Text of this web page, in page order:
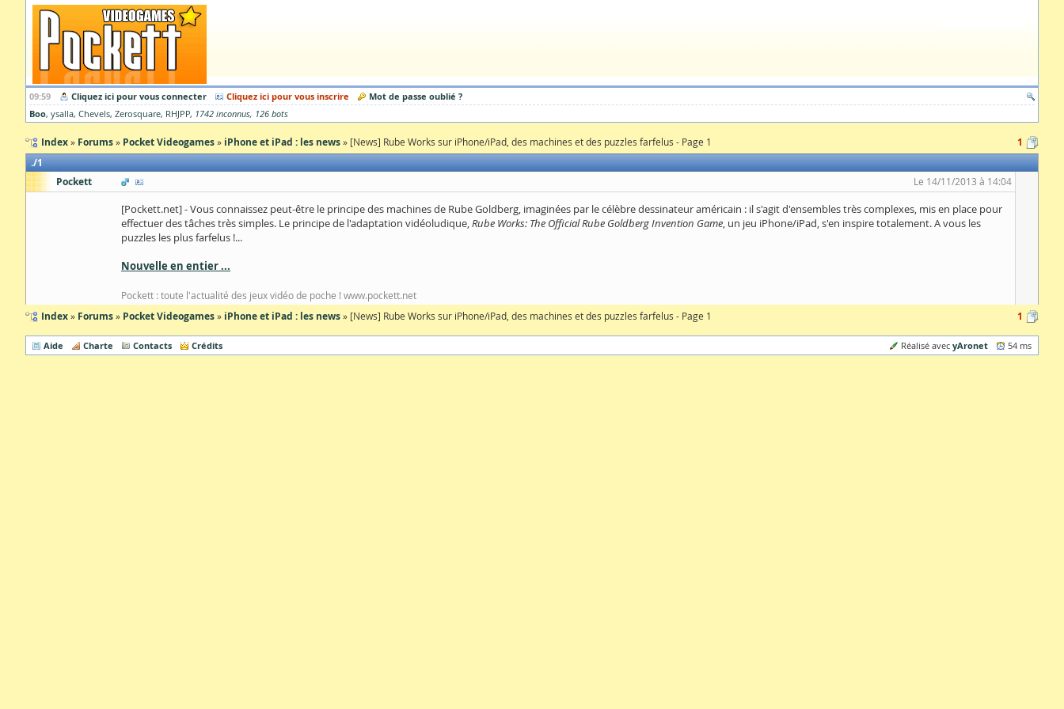
09:59 Cliquez ici pour vous connecter Cliquez ici pour vous inscrire
Mot de passe oublié ?
Boo ysalla Chevels Zerosquare RHJPP 1742 inconnus 126 bots
Index Forums Pocket Videogames iPhone et iPad : les news [News] Rube Works sur iPhone/iPad, des machines et des puzzles farfelus - Page 1
1
1
Pockett
Le 14/11/2013 à 14:04
[Pockett.net] - Vous connaissez peut-être le principe des machines de Rube Goldberg, imaginées par le célèbre dessinateur américain : il s'agit d'ensembles très complexes, mis en place pour
effectuer des tâches très simples. Le principe de l'adaptation vidéoludique,Rube Works: The Official Rube Goldberg Invention Game, un jeu iPhone/iPad, s'en inspire totalement. A vous les
puzzles les plus farfelus !...
Nouvelle en entier ...
Pockett : toute l'actualité des jeux vidéo de poche ! www.pockett.net
Index Forums Pocket Videogames iPhone et iPad : les news [News] Rube Works sur iPhone/iPad, des machines et des puzzles farfelus - Page 1 1
Aide Charte Contacts Crédits Réalisé avec yAronet 54 ms